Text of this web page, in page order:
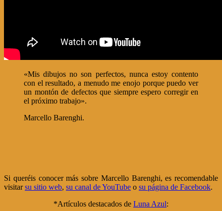
«Mis dibujos no son perfectos, nunca estoy contento
con el resultado, a menudo me enojo porque puedo ver
un montón de defectos que siempre espero corregir en
el próximo trabajo».
Marcello Barenghi.
Si queréis conocer más sobre Marcello Barenghi, es recomendable
visitarsu sitio web, su canal de YouTube o su página de Facebook.
*Artículos destacados de Luna Azul: